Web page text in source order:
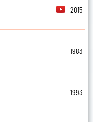
2015
1983
1993